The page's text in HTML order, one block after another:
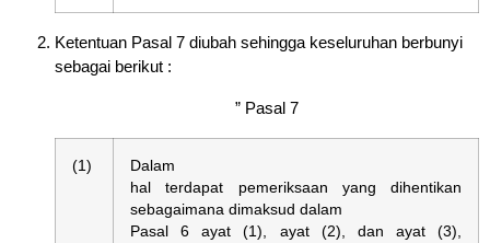
Ketentuan Pasal 7 diubah sehingga keseluruhan berbunyi
sebagai berikut :
” Pasal 7
(1)
Dalam
hal terdapat pemeriksaan yang dihentikan
sebagaimana dimaksud dalam
Pasal 6 ayat (1), ayat (2), dan ayat (3),